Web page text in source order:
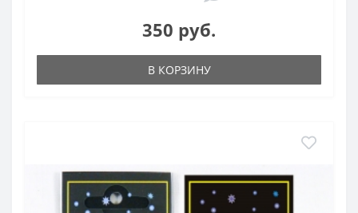
350 руб.
В КОРЗИНУ